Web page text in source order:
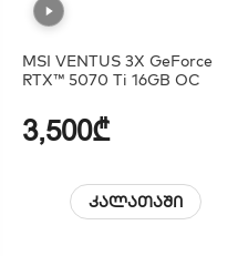
MSI VENTUS 3X GeForce
RTX™ 5070 Ti 16GB OC
3,500₾
კალათაში